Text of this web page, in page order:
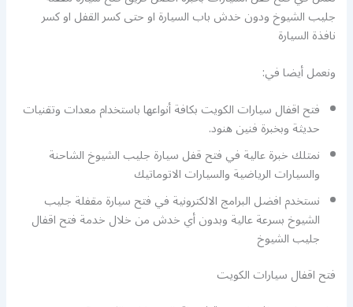
جليب الشيوخ ودون خدش باب السيارة او حتى كسر القفل او كسر
نافذة السيارة
ونعمل أيضا في:
فتح اقفال سيارات الكويت بكافة أنواعها باستخدام معدات وتقنيات
حديثة وبخبرة فنين هنود.
نمتلك خبرة عالية في فتح قفل سيارة جليب الشيوخ الشاحنة
والسيارات الرياضية والسيارات الاتوماتيك
نستخدم افضل البرامج الالكترونية في فتح سيارة مقفلة جليب
الشيوخ بسرعة عالية وبدون أي خدش من خلال خدمة فتح اقفال
جليب الشيوخ
فتح اقفال سيارات الكويت